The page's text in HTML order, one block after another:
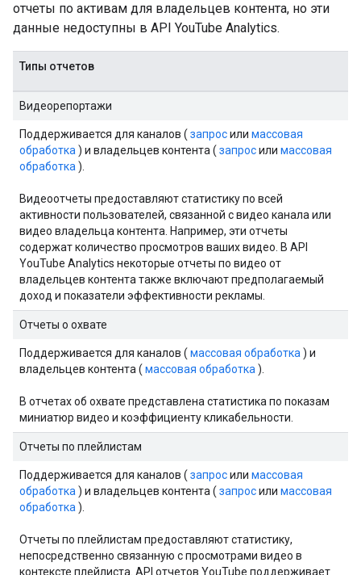
отчеты по активам для владельцев контента, но эти
данные недоступны в API YouTube Analytics.
Типы отчетов
Видеорепортажи
Поддерживается для каналов ( запросили массовая
обработка ) и владельцев контента ( запросили массовая
обработка ).
Видеоотчеты предоставляют статистику по всей
активности пользователей, связанной с видео канала или
видео владельца контента. Например, эти отчеты
содержат количество просмотров ваших видео. В API
YouTube Analytics некоторые отчеты по видео от
владельцев контента также включают предполагаемый
доход и показатели эффективности рекламы.
Отчеты о охвате
Поддерживается для каналов ( массовая обработка ) и
владельцев контента ( массовая обработка ).
В отчетах об охвате представлена ​​статистика по показам
миниатюр видео и коэффициенту кликабельности.
Отчеты по плейлистам
Поддерживается для каналов ( запросили массовая
обработка ) и владельцев контента ( запросили массовая
обработка ).
Отчеты по плейлистам предоставляют статистику,
непосредственно связанную с просмотрами видео в
контексте плейлиста. API отчетов YouTube поддерживает